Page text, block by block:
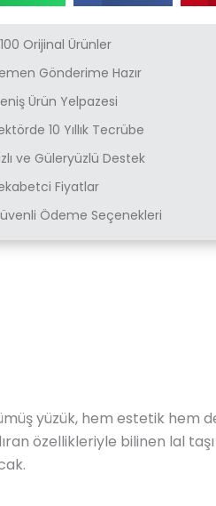
Orijinal Ürünler
Gönderime Hazır
Ürün Yelpazesi
10 Yıllık Tecrübe
ve Güleryüzlü Destek
Fiyatlar
Ödeme Seçenekleri
yüzük, hem estetik hem
özellikleriyle bilinen lal taşı